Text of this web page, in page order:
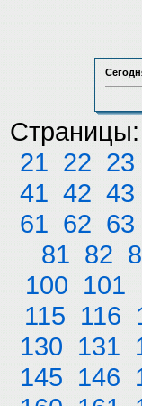
Страницы:
21 22 23
41 42 43
61 62 63
81 82
100 101
115 116
130 131
145 146